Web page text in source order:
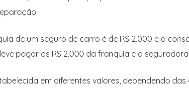
de um seguro de carro é de R$ 2.000 e o
pagar os R$ 2.000 da franquia e a
em diferentes valores, dependendo